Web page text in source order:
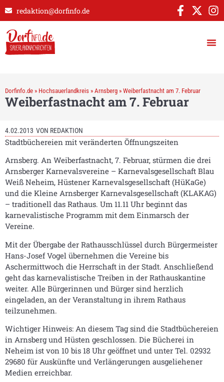
redaktion@dorfinfo.de
Dorfinfo.de » Hochsauerlandkreis » Arnsberg » Weiberfastnacht am 7. Februar
Weiberfastnacht am 7. Februar
4.02.2013 VON REDAKTION
Stadtbüchereien mit veränderten Öffnungszeiten
Arnsberg. An Weiberfastnacht, 7. Februar, stürmen die drei
Arnsberger Karnevalsvereine – Karnevalsgesellschaft Blau
Weiß Neheim, Hüstener Karnevalsgesellschaft (HüKaGe)
und die Kleine Arnsberger Karnevalsgesellschaft (KLAKAG)
– traditionell das Rathaus. Um 11.11 Uhr beginnt das
karnevalistische Programm mit dem Einmarsch der
Vereine.
Mit der Übergabe der Rathausschlüssel durch Bürgermeister
Hans-Josef Vogel übernehmen die Vereine bis
Aschermittwoch die Herrschaft in der Stadt. Anschließend
geht das karnevalistische Treiben in der Rathauskantine
weiter. Alle Bürgerinnen und Bürger sind herzlich
eingeladen, an der Veranstaltung in ihrem Rathaus
teilzunehmen.
Wichtiger Hinweis: An diesem Tag sind die Stadtbüchereien
in Arnsberg und Hüsten geschlossen. Die Bücherei in
Neheim ist von 10 bis 18 Uhr geöffnet und unter Tel. 02932
29680 für Auskünfte und Verlängerungen ausgeliehener
Medien erreichbar.